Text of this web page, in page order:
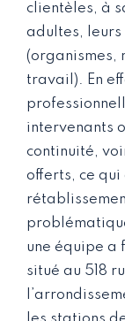
clientèles, à
adultes,
(organismes,
travail). En
intervenants
continuité,
offerts, ce
une équipe a
situé au 518